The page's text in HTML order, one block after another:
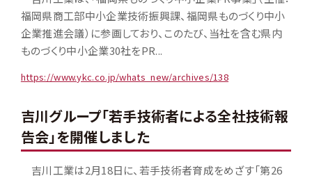
福岡県商工部中小企業技術振興課、福岡県ものづくり中小
企業推進会議）に参画しており、このたび、当社を含む県内
ものづくり中小企業30社をPR...
https://www.ykc.co.jp/whats_new/archives/138
吉川グループ「若手技術者による全社技術報
告会」を開催しました
吉川工業は2月18日に、若手技術者育成をめざす「第26